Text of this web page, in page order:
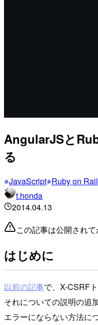
AngularJSと
る
JavaScript Ruby on
t.honda
2014.04.13
この記事は公開され
はじめに
以前の記事で、X-CSRF
それについての説明の追
エラーにならない方法に